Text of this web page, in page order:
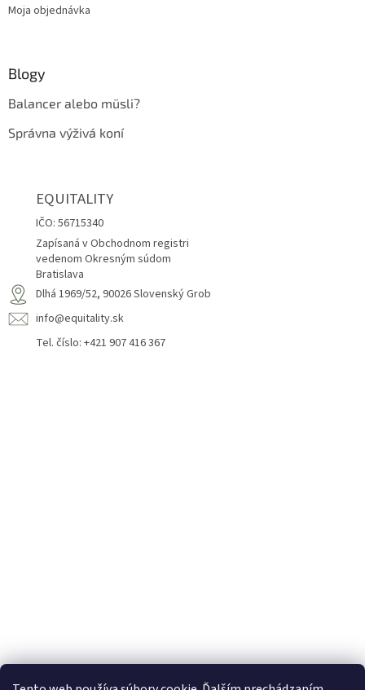
Moja objednávka
Blogy
Balancer alebo müsli?
Správna výživá koní
EQUITALITY
IČO: 56715340
Zapísaná v Obchodnom registri
vedenom Okresným súdom
Bratislava
Dlhá 1969/52, 90026 Slovenský Grob
info@equitality.sk
Tel. číslo: +421 907 416 367